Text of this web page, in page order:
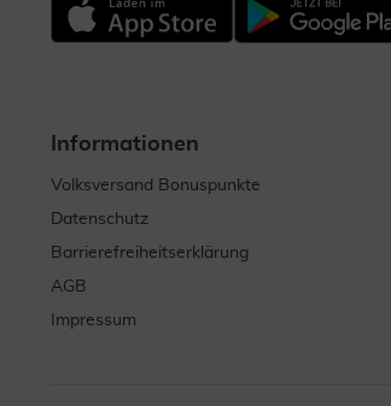
Informationen
Volksversand Bonuspunkte
Datenschutz
Barrierefreiheitserklärung
AGB
Impressum